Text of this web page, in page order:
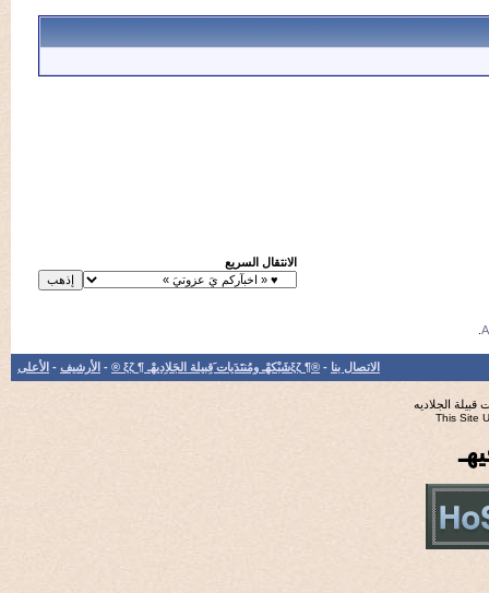
الانتقال السريع
الاتصال بنا-®¶ ξζشَبْكهْـ ومُنتَدَيات َقِبيلة الجَلاِديهْـ ¶ ξζ ® -الأرشيف - الأعلى